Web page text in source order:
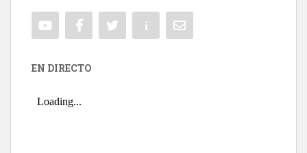
EN DIRECTO